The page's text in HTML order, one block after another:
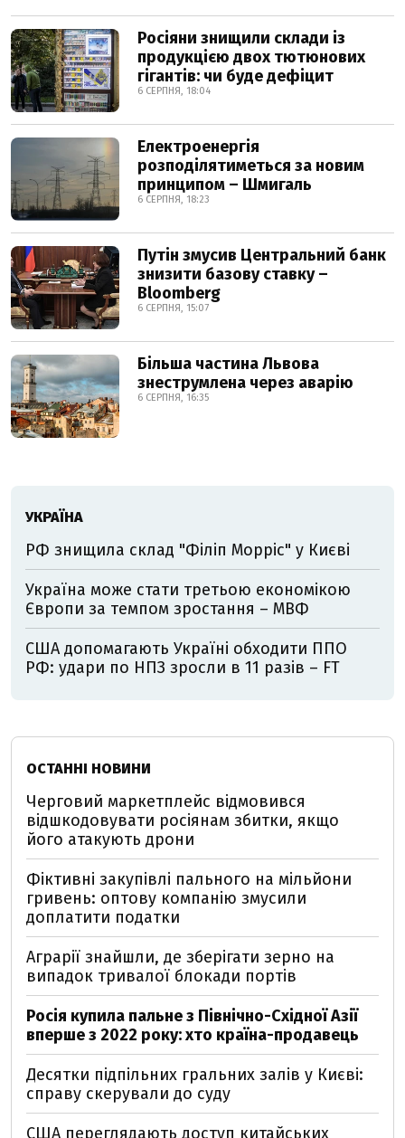
Росіяни знищили склади із
продукцією двох тютюнових
гігантів: чи буде дефіцит
6 СЕРПНЯ, 18:04
Електроенергія
розподілятиметься за новим
принципом – Шмигаль
6 СЕРПНЯ, 18:23
Путін змусив Центральний банк
знизити базову ставку –
Bloomberg
6 СЕРПНЯ, 15:07
Більша частина Львова
знеструмлена через аварію
6 СЕРПНЯ, 16:35
УКРАЇНА
РФ знищила склад "Філіп Морріс" у Києві
Україна може стати третьою економікою
Європи за темпом зростання – МВФ
США допомагають Україні обходити ППО
РФ: удари по НПЗ зросли в 11 разів – FT
ОСТАННІ НОВИНИ
Черговий маркетплейс відмовився
відшкодовувати росіянам збитки, якщо
його атакують дрони
Фіктивні закупівлі пального на мільйони
гривень: оптову компанію змусили
доплатити податки
Аграрії знайшли, де зберігати зерно на
випадок тривалої блокади портів
Росія купила пальне з Північно-Східної Азії
вперше з 2022 року: хто країна-продавець
Десятки підпільних гральних залів у Києві:
справу скерували до суду
США переглядають доступ китайських